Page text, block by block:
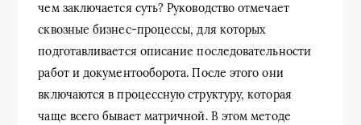
чем заключается суть? Руководство отмечает
сквозные бизнес-процессы, для которых
подготавливается описание последовательности
работ и документооборота. После этого они
включаются в процессную структуру, которая
чаще всего бывает матричной. В этом методе